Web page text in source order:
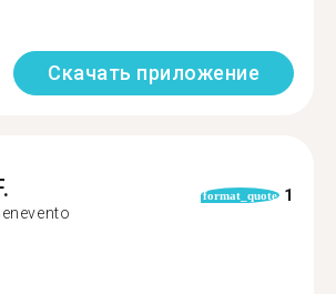
Скачать приложение
format_quote 1